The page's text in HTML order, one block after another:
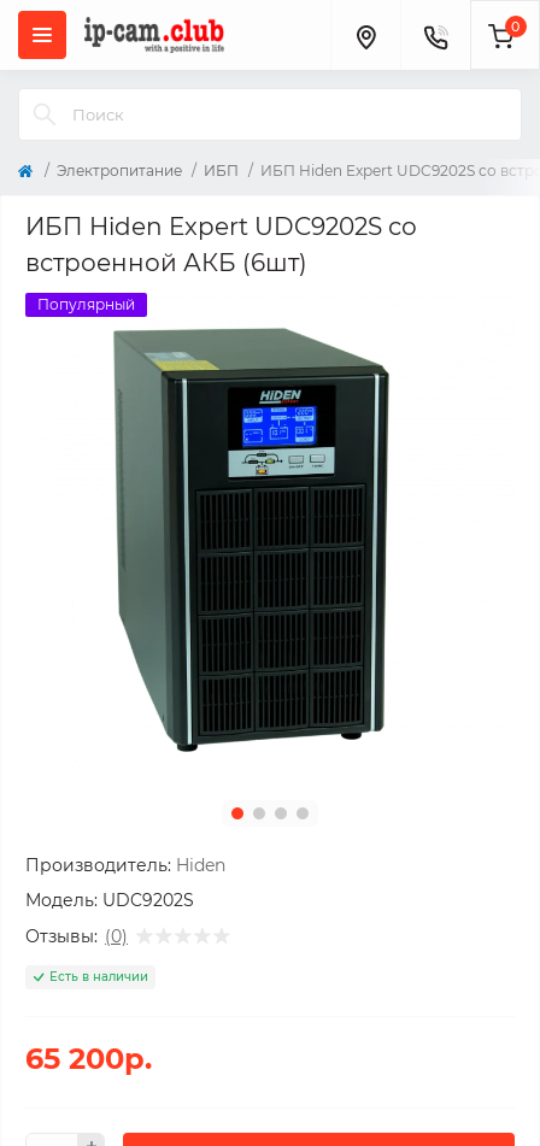
0
Электропитание ИБП ИБП Hiden Expert UDC9202S со
ИБП Hiden Expert UDC9202S со
встроенной АКБ (6шт)
Популярный
Производитель: Hiden
Модель: UDC9202S
Отзывы: (0)
Есть в наличии
65 200р.